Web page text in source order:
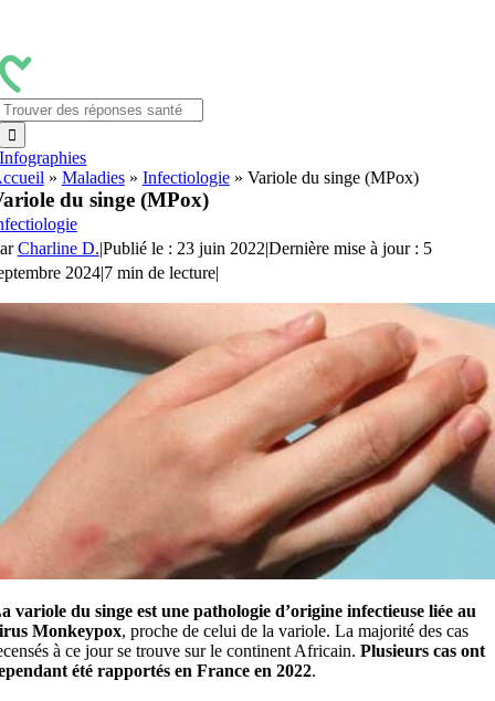
contenu
Infographies
» Maladies» Infectiologie» Variole du singe (MPox)
du singe (MPox)
Charline D.|Publié le : 23 juin 2022|Dernière mise à jour : 5
2024|7 min de lecture|
variole du singe est une pathologie d’origine infectieuse liée au
Monkeypox, proche de celui de la variole. La majorité des cas
à ce jour se trouve sur le continent Africain. Plusieurs cas ont
été rapportés en France en 2022.